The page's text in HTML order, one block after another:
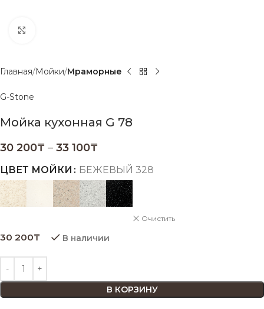
Главная Мойки Мраморные
G-Stone
Мойка кухонная G 78
30 200₸ – 33 100₸
ЦВЕТ МОЙКИ БЕЖЕВЫЙ 328
Очистить
30 200₸ В наличии
В КОРЗИНУ